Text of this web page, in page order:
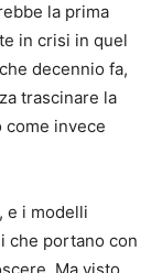
la prima
in crisi in quel
decennio fa,
trascinare la
come invece
e i modelli
che portano con